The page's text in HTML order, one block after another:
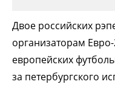
Двое российских
организаторам
европейских
за петербургского